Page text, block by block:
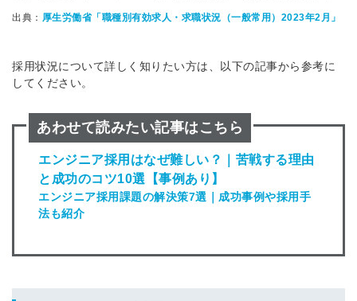
出典： 厚生労働省「職種別有効求人・求職状況（一般常用）2023年2月」
採用状況について詳しく知りたい方は、以下の記事から参考に
してください。
あわせて読みたい記事はこちら
エンジニア採用はなぜ難しい？｜苦戦する理由
と成功のコツ10選【事例あり】
エンジニア採用課題の解決策7選｜成功事例や採用手
法も紹介